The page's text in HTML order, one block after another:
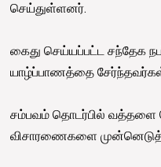
செய்துள்ளனர்.
கைது செய்யப்பட்ட சந்தேக
யாழ்ப்பாணத்தை
சம்பவம் தொடர்பில் வத்தளை
விசாரணைகளை